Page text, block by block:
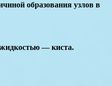
образования узлов в
жидкостью — киста.